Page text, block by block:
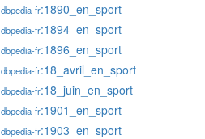
dbpedia-fr:1890_en_sport
dbpedia-fr:1894_en_sport
dbpedia-fr:1896_en_sport
dbpedia-fr:18_avril_en_sport
dbpedia-fr:18_juin_en_sport
dbpedia-fr:1901_en_sport
dbpedia-fr:1903_en_sport